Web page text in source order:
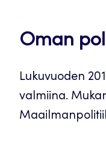
Oman
Lukuvuoden
valmiina.